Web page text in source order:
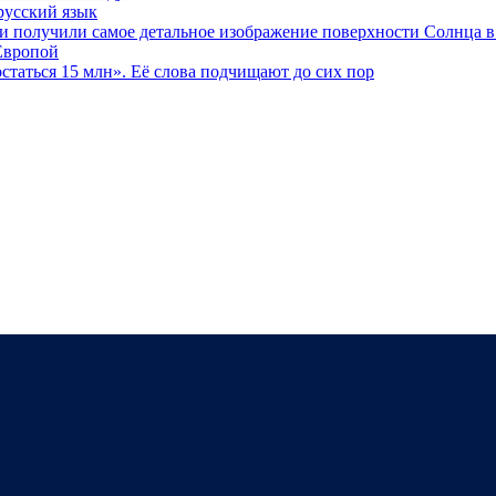
язык
получили самое детальное изображение поверхности Солнца
15 млн». Её слова подчищают до сих пор